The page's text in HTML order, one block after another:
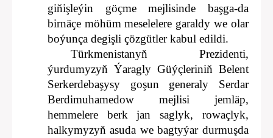
giňişleýin göçme mejlisinde başga-da
birnäçe möhüm meselelere garaldy we olar
boýunça degişli çözgütler kabul edildi.
Türkmenistanyň Prezidenti,
ýurdumyzyň Ýaragly Güýçleriniň Belent
Serkerdebaşysy goşun generaly Serdar
Berdimuhamedow mejlisi jemläp,
hemmelere berk jan saglyk, rowaçlyk,
halkymyzyň asuda we bagtyýar durmuşda